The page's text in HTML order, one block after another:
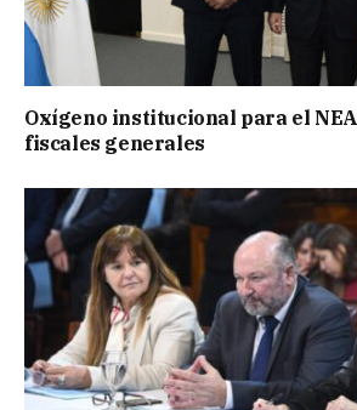
Oxígeno institucional para el
fiscales generales